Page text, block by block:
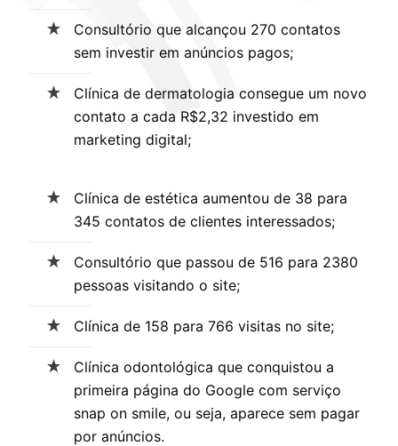
Consultório que alcançou 270 contatos
sem investir em anúncios pagos;
Clínica de dermatologia consegue um novo
contato a cada R$2,32 investido em
marketing digital;
Clínica de estética aumentou de 38 para
345 contatos de clientes interessados;
Consultório que passou de 516 para 2380
pessoas visitando o site;
Clínica de 158 para 766 visitas no site;
Clínica odontológica que conquistou a
primeira página do Google com serviço
snap on smile, ou seja, aparece sem pagar
por anúncios.